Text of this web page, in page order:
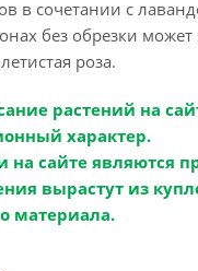
в сочетании с
без обрезки
роза.
растений на
характер.
на сайте являются
вырастут из
материала.